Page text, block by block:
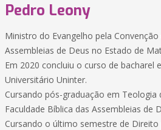
Pedro Leony
Ministro do Evangelho pela
Assembleias de Deus no Estado de
Em 2020 concluiu o curso de bacharel
Universitário Uninter.
Cursando pós-graduação em
Faculdade Bíblica das Assembleias de
Cursando o último semestre de